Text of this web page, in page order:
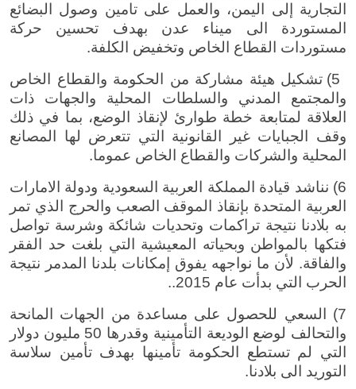
التجارية إلى اليمن، والعمل على تامين وصول البضائع
المستوردة الى ميناء عدن بهدف تحسين حركة
مستوردات القطاع الخاص وتخفيض الكلفة.
5) تشكيل هيئة مشاركة من الحكومة والقطاع الخاص
والمجتمع المدني والسلطات المحلية والجهات ذات
العلاقة لمتابعة خطة طوارئ لإنقاذ الوضع، بما في ذلك
وقف الجبايات غير القانونية التي تتعرض لها المصانع
المحلية والشركات والقطاع الخاص عموما.
6) نناشد قيادة المملكة العربية السعودية ودولة الامارات
العربية المتحدة بإنقاذ الموقف الصعب والحرج الذي تمر
به بلادنا نتيجة تراكمات وتحديات شائكة وشرسة تواصل
فتكها بالمواطن وبحياته المعيشية التي بلغت حد الفقر
والفاقة. لأن ما نواجهه يفوق إمكانات بلدنا المدمر نتيجة
الحرب التي بدأت عام 2015..
7) السعي للحصول على مساعدة من الجهات المانحة
والتحالف لوضع الوديعة التأمينية وقدرها 50 مليون دولار
التي لم تستطع الحكومة تأمينها بهدف تأمين سلاسة
التوريد الى بلادنا.